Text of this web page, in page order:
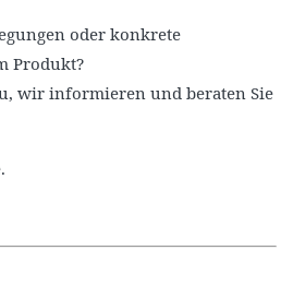
oder konkrete
Produkt?
wir informieren und beraten Sie